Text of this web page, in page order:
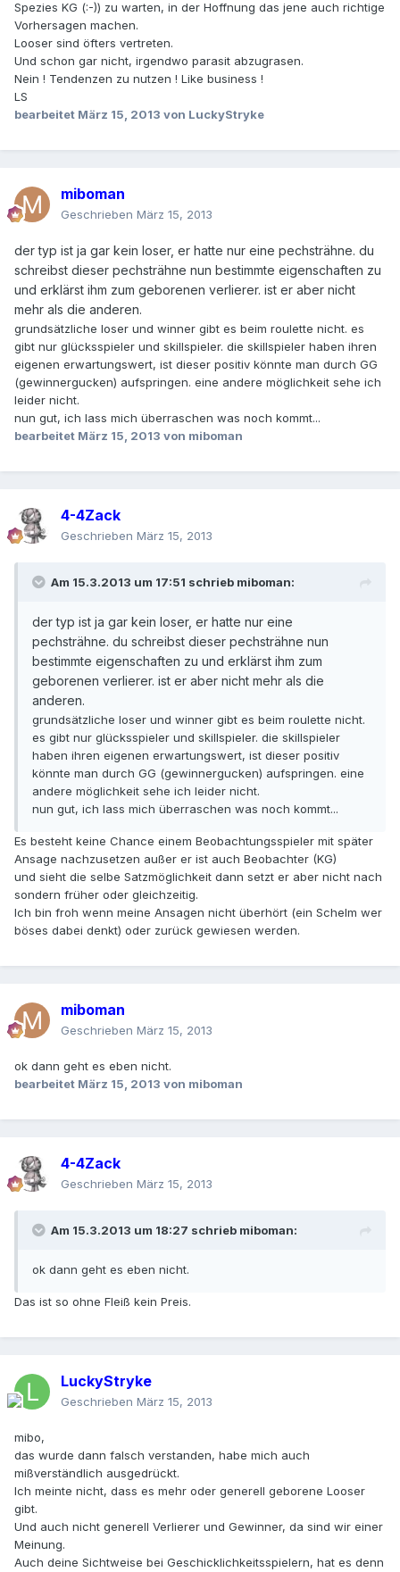
Spezies KG (:-)) zu warten, in der Hoffnung das jene auch richtige
Vorhersagen machen.
Looser sind öfters vertreten.
Und schon gar nicht, irgendwo parasit abzugrasen.
Nein ! Tendenzen zu nutzen ! Like business !
LS
bearbeitet März 15, 2013 von LuckyStryke
miboman
Geschrieben März 15, 2013
der typ ist ja gar kein loser, er hatte nur eine pechsträhne. du
schreibst dieser pechsträhne nun bestimmte eigenschaften zu
und erklärst ihm zum geborenen verlierer. ist er aber nicht
mehr als die anderen.
grundsätzliche loser und winner gibt es beim roulette nicht. es
gibt nur glücksspieler und skillspieler. die skillspieler haben ihren
eigenen erwartungswert, ist dieser positiv könnte man durch GG
(gewinnergucken) aufspringen. eine andere möglichkeit sehe ich
leider nicht.
nun gut, ich lass mich überraschen was noch kommt...
bearbeitet März 15, 2013 von miboman
4-4Zack
Geschrieben März 15, 2013
Am 15.3.2013 um 17:51 schrieb miboman:
der typ ist ja gar kein loser, er hatte nur eine
pechsträhne. du schreibst dieser pechsträhne nun
bestimmte eigenschaften zu und erklärst ihm zum
geborenen verlierer. ist er aber nicht mehr als die
anderen.
grundsätzliche loser und winner gibt es beim roulette nicht.
es gibt nur glücksspieler und skillspieler. die skillspieler
haben ihren eigenen erwartungswert, ist dieser positiv
könnte man durch GG (gewinnergucken) aufspringen. eine
andere möglichkeit sehe ich leider nicht.
nun gut, ich lass mich überraschen was noch kommt...
Es besteht keine Chance einem Beobachtungsspieler mit später
Ansage nachzusetzen außer er ist auch Beobachter (KG)
und sieht die selbe Satzmöglichkeit dann setzt er aber nicht nach
sondern früher oder gleichzeitig.
Ich bin froh wenn meine Ansagen nicht überhört (ein Schelm wer
böses dabei denkt) oder zurück gewiesen werden.
miboman
Geschrieben März 15, 2013
ok dann geht es eben nicht.
bearbeitet März 15, 2013 von miboman
4-4Zack
Geschrieben März 15, 2013
Am 15.3.2013 um 18:27 schrieb miboman:
ok dann geht es eben nicht.
Das ist so ohne Fleiß kein Preis.
LuckyStryke
Geschrieben März 15, 2013
mibo,
das wurde dann falsch verstanden, habe mich auch
mißverständlich ausgedrückt.
Ich meinte nicht, dass es mehr oder generell geborene Looser
gibt.
Und auch nicht generell Verlierer und Gewinner, da sind wir einer
Meinung.
Auch deine Sichtweise bei Geschicklichkeitsspielern, hat es denn